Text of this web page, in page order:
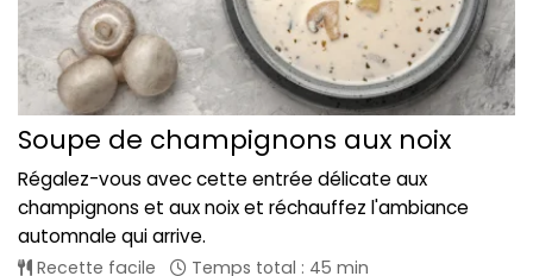
Soupe de champignons aux noix
Régalez-vous avec cette entrée délicate aux
champignons et aux noix et réchauffez l'ambiance
automnale qui arrive.
Recette facile Temps total : 45 min